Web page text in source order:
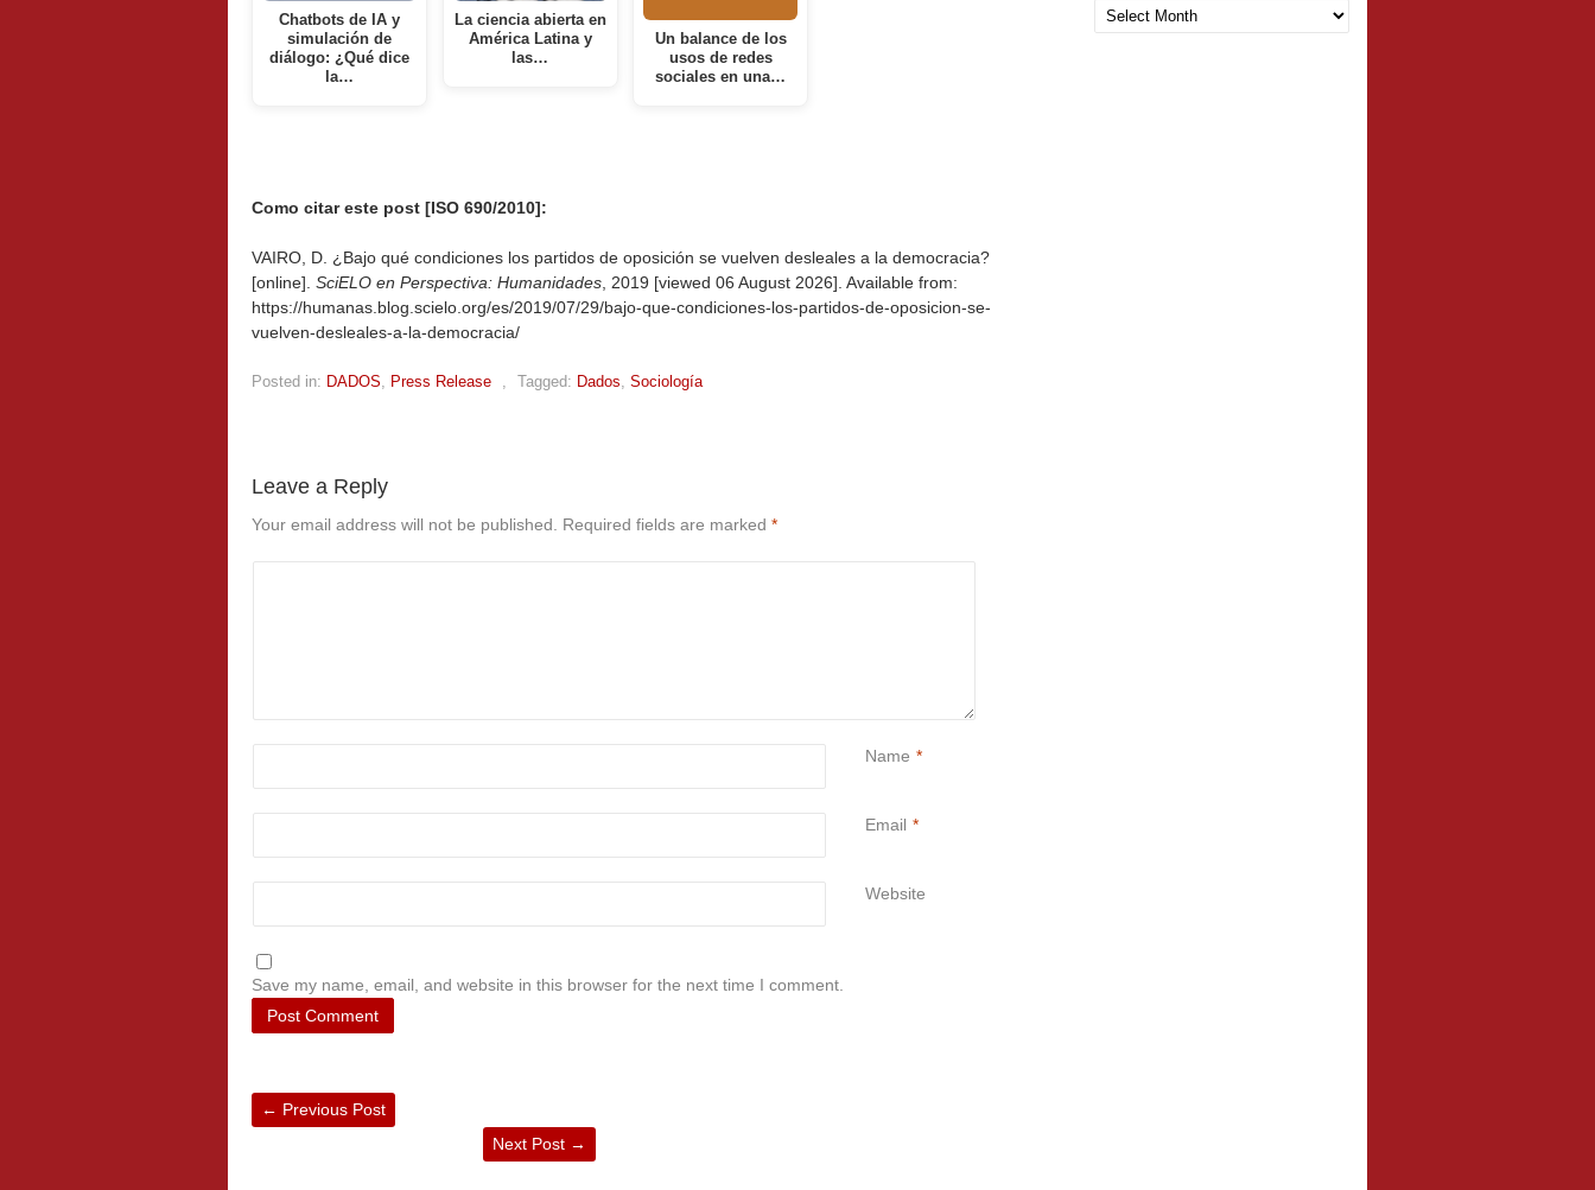
Chatbots de IA y
simulación de
diálogo: ¿Qué dice
la…
La ciencia abierta en
América Latina y
las…
Un balance de los
usos de redes
sociales en una…
Como citar este post [ISO 690/2010]:
VAIRO, D. ¿Bajo qué condiciones los partidos de oposición se vuelven desleales a la democracia?
[online]. SciELO en Perspectiva: Humanidades , 2019 [viewed 06 August 2026]. Available from:
https://humanas.blog.scielo.org/es/2019/07/29/bajo-que-condiciones-los-partidos-de-oposicion-se-
vuelven-desleales-a-la-democracia/
Posted in: DADOS Press Release Tagged: Dados Sociología
Leave a Reply
Your email address will not be published. Required fields are marked *
Name *
Email *
Website
Save my name, email, and website in this browser for the next time I comment.
← Previous Post
Next Post →
Archivo